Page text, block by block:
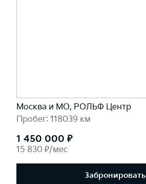
Москва и МО, РОЛЬФ Центр
Пробег: 118039 км
1 450 000 ₽
15 830 ₽/мес
Забронировать